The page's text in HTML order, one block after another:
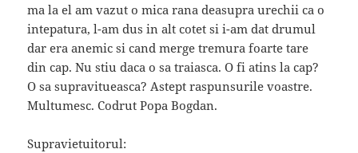
ma la el am vazut o mica rana deasupra urechii ca o
intepatura, l-am dus in alt cotet si i-am dat drumul
dar era anemic si cand merge tremura foarte tare
din cap. Nu stiu daca o sa traiasca. O fi atins la cap?
O sa supravitueasca? Astept raspunsurile voastre.
Multumesc. Codrut Popa Bogdan.
Supravietuitorul: